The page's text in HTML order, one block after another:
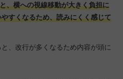
、横への視線移動が大きく負担に
すくなるため、読みにくく感じて
、改行が多くなるため内容が頭に